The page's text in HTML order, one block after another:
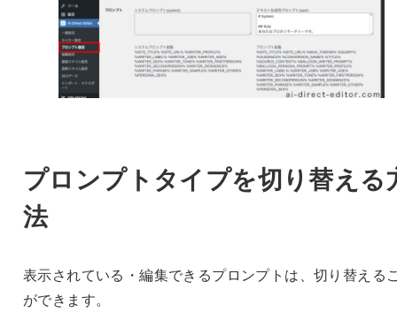
プロンプトタイプを切り替える
法
表示されている・編集できるプロンプトは、切り替える
ができます。